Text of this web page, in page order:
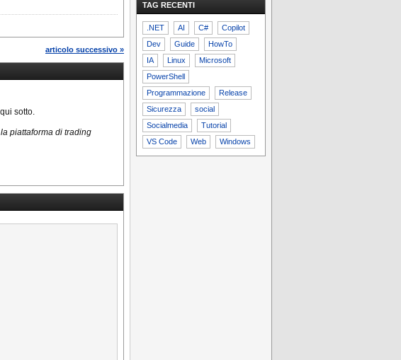
articolo successivo »
sotto.
piattaforma di trading
TAG RECENTI
.NET AI C#
Copilot
Dev
Guide
HowTo
IA
Linux
Microsoft
PowerShell
Programmazione
Release
Sicurezza
social
Socialmedia
Tutorial
VS Code
Web Windows